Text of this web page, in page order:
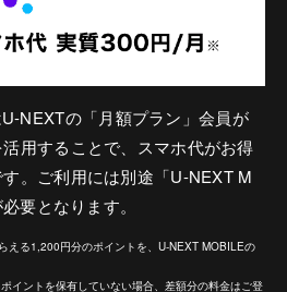
NEXTの「月額プラン」会員が
用することで、スマホ代がお得
。ご利用には別途「U-NEXT M
要となります。
える1,200円分のポイントを、U-NEXT MOBILEの
イントを保有していない場合、差額分の料金はご登